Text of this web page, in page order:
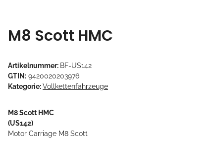
M8 Scott HMC
Artikelnummer: BF-US142
GTIN: 9420020203976
Kategorie:Vollkettenfahrzeuge
M8 Scott HMC
(US142)
Motor Carriage M8 Scott